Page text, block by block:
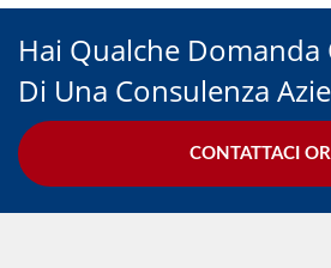
Hai Qualche Domanda
Di Una Consulenza
CONTATTACI